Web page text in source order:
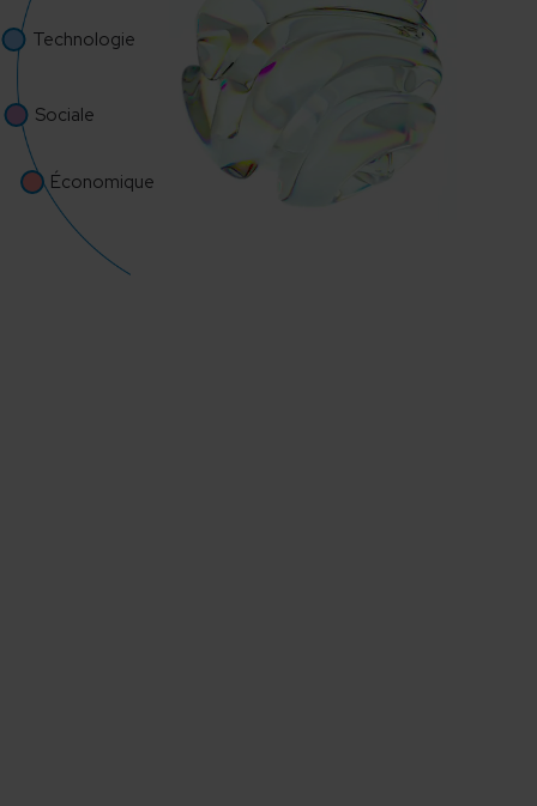
Technologie
Sociale
Économique